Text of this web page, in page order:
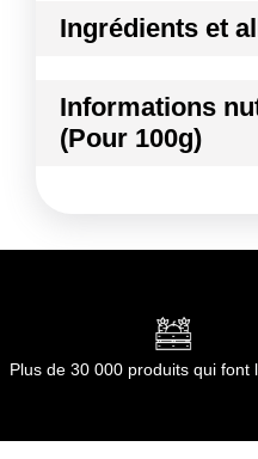
Ingrédients et
CITRONELLE
Conformément aux
Informations
(Pour 100g)
Kilojoules
dont Acides gras
Plus de 30 000 produits qui font